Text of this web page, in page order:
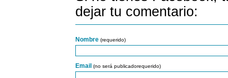
dejar tu comentario:
Nombre (requerido)
Email (no será publicadorequerido)